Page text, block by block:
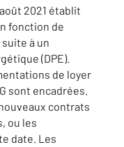
2021 établit
fonction de
à un
(DPE).
de loyer
sont encadrées.
contrats
ou les
date. Les